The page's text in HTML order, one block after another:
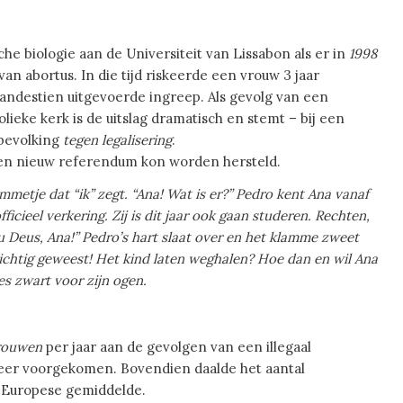
biologie aan de Universiteit van Lissabon als er in 1998
abortus. In die tijd riskeerde een vrouw 3 jaar
uitgevoerde ingreep. Als gevolg van een
kerk is de uitslag dramatisch en stemt – bij een
tegen legalisering.
nieuw referendum kon worden hersteld.
dat “ik” zegt. “Ana! Wat is er?” Pedro kent Ana vanaf
verkering. Zij is dit jaar ook gaan studeren. Rechten,
Ana!” Pedro’s hart slaat over en het klamme zweet
geweest! Het kind laten weghalen? Hoe dan en wil Ana
zwart voor zijn ogen.
per jaar aan de gevolgen van een illegaal
voorgekomen. Bovendien daalde het aantal
gemiddelde.